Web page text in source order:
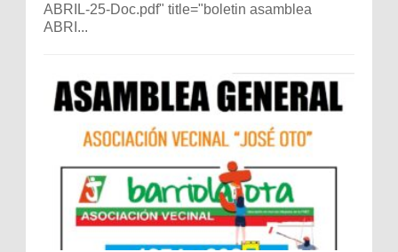
ABRIL-25-Doc.pdf" title="boletin asamblea
ABRI...